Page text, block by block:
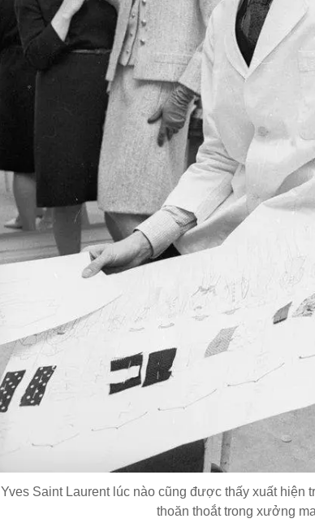
Yves Saint Laurent lúc nào cũng được thấy xuất hiện
thoăn thoắt trong xưởng